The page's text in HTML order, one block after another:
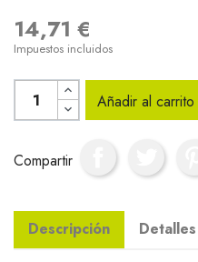
14,71 €
Impuestos incluidos
Añadir al carrito
Compartir
Descripción